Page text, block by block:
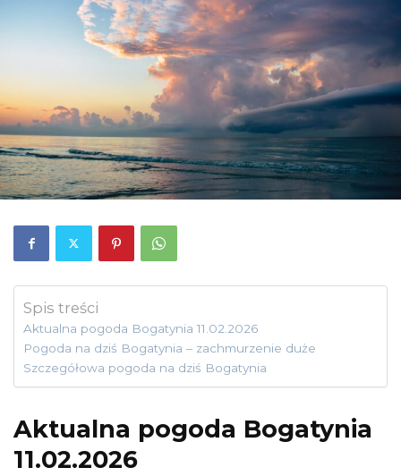
Spis treści
Aktualna pogoda Bogatynia 11.02.2026
Pogoda na dziś Bogatynia – zachmurzenie duże
Szczegółowa pogoda na dziś Bogatynia
Aktualna pogoda Bogatynia
11.02.2026